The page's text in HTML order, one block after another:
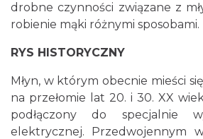
drobne czynności związane z
robienie mąki różnymi sposobami.
RYS HISTORYCZNY
Młyn, w którym obecnie mieści
na przełomie lat 20. i 30. XX
podłączony do specjalnie
elektrycznej. Przedwojennym